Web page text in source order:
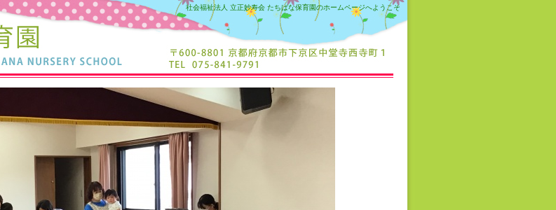
社会福祉法人 立正妙寿会 たちばな保育園のホームページへようこそ